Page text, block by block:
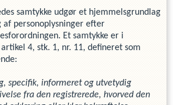
samtykke udgør et hjemmelsgrundlag
af personoplysninger efter
Et samtykke er i
4, stk. 1, nr. 11, defineret som
specifik, informeret og utvetydig
fra den registrerede, hvorved den